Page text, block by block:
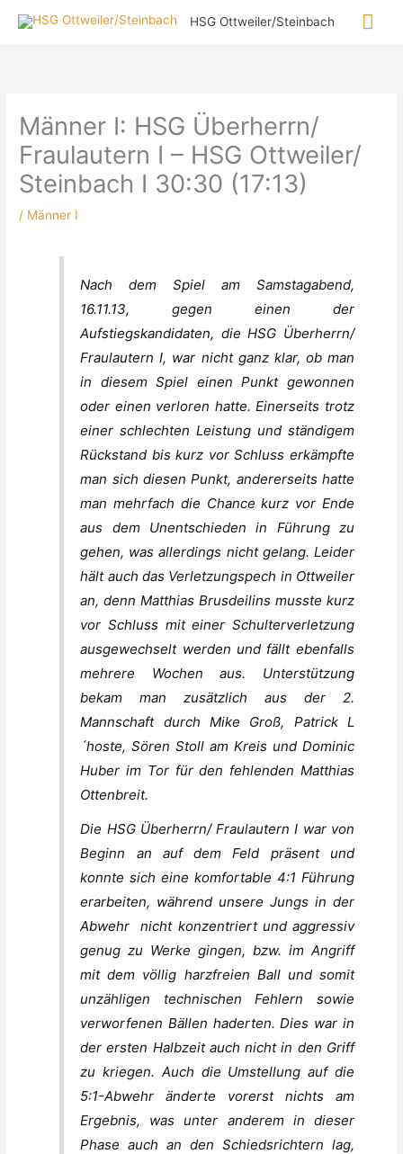
Inhalt
HSG Ottweiler/Steinbach
Männer I: HSG Überherrn/
Fraulautern I – HSG Ottweiler/
Steinbach I 30:30 (17:13)
/ Männer I
Nach dem Spiel am Samstagabend,
16.11.13, gegen einen der
Aufstiegskandidaten, die HSG Überherrn/
Fraulautern I, war nicht ganz klar, ob man
in diesem Spiel einen Punkt gewonnen
oder einen verloren hatte. Einerseits trotz
einer schlechten Leistung und ständigem
Rückstand bis kurz vor Schluss erkämpfte
man sich diesen Punkt, andererseits hatte
man mehrfach die Chance kurz vor Ende
aus dem Unentschieden in Führung zu
gehen, was allerdings nicht gelang. Leider
hält auch das Verletzungspech in Ottweiler
an, denn Matthias Brusdeilins musste kurz
vor Schluss mit einer Schulterverletzung
ausgewechselt werden und fällt ebenfalls
mehrere Wochen aus. Unterstützung
bekam man zusätzlich aus der 2.
Mannschaft durch Mike Groß, Patrick L
´hoste, Sören Stoll am Kreis und Dominic
Huber im Tor für den fehlenden Matthias
Ottenbreit.
Die HSG Überherrn/ Fraulautern I war von
Beginn an auf dem Feld präsent und
konnte sich eine komfortable 4:1 Führung
erarbeiten, während unsere Jungs in der
Abwehr nicht konzentriert und aggressiv
genug zu Werke gingen, bzw. im Angriff
mit dem völlig harzfreien Ball und somit
unzähligen technischen Fehlern sowie
verworfenen Bällen haderten. Dies war in
der ersten Halbzeit auch nicht in den Griff
zu kriegen. Auch die Umstellung auf die
5:1-Abwehr änderte vorerst nichts am
Ergebnis, was unter anderem in dieser
Phase auch an den Schiedsrichtern lag,